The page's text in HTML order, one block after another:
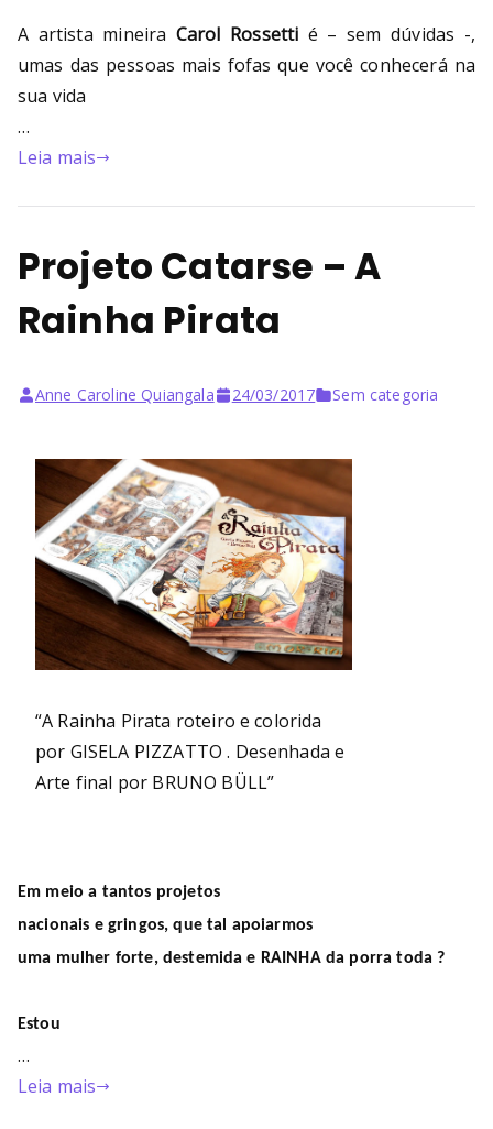
A artista mineira Carol Rossetti é – sem dúvidas -,
umas das pessoas mais fofas que você conhecerá na
sua vida
…
Leia mais
Projeto Catarse – A
Rainha Pirata
Anne Caroline Quiangala 24/03/2017 Sem categoria
“A Rainha Pirata roteiro e colorida
por GISELA PIZZATTO . Desenhada e
Arte final por BRUNO BÜLL”
Em meio a tantos projetos
nacionais e gringos, que tal apoiarmos
uma mulher forte, destemida e RAINHA da porra toda ?
Estou
…
Leia mais